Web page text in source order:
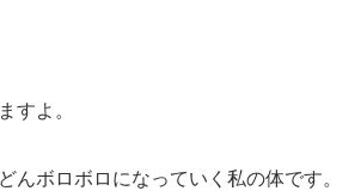
すよ。
んボロボロになっていく私の体です。